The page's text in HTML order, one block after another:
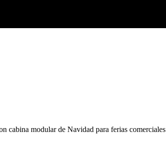
cabina modular de Navidad para ferias comerciales